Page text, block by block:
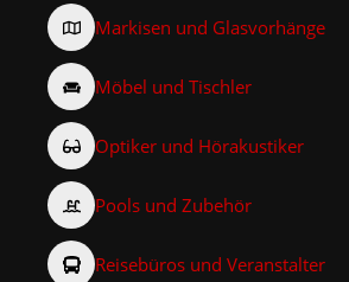
Markisen und Glasvorhänge
Möbel und Tischler
Optiker und Hörakustiker
Pools und Zubehör
Reisebüros und Veranstalter